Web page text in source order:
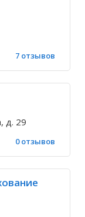
7 отзывов
д. 29
0 отзывов